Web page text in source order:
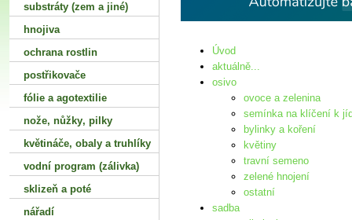
Úvod
aktuálně...
osivo
ovoce a zelenina
semínka na klíčení k
bylinky a koření
květiny
travní semeno
zelené hnojení
ostatní
sadba
substráty (zem a jiné)
hnojiva
ochrana rostlin
postřikovače
fólie a agotextilie
nože‚ nůžky‚ pilky
květináče‚ obaly a truhlíky
vodní program (zálivka)
sklizeň a poté
nářadí